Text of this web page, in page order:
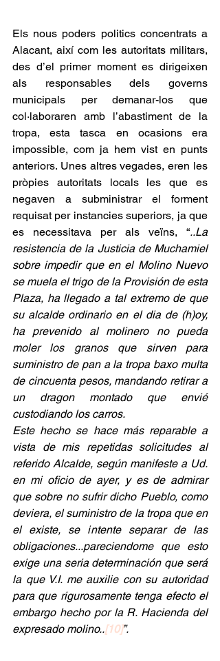
Els nous poders politics concentrats a
Alacant, així com les autoritats militars,
des d’el primer moment es dirigeixen
als responsables dels governs
municipals per demanar-los que
col·laboraren amb l’abastiment de la
tropa, esta tasca en ocasions era
impossible, com ja hem vist en punts
anteriors. Unes altres vegades, eren les
pròpies autoritats locals les que es
negaven a subministrar el forment
requisat per instancies superiors, ja que
es necessitava per als veïns, “..La
resistencia de la Justicia de Muchamiel
sobre impedir que en el Molino Nuevo
se muela el trigo de la Provisión de esta
Plaza, ha llegado a tal extremo de que
su alcalde ordinario en el dia de (h)oy,
ha prevenido al molinero no pueda
moler los granos que sirven para
suministro de pan a la tropa baxo multa
de cincuenta pesos, mandando retirar a
un dragon montado que envié
custodiando los carros.
Este hecho se hace más reparable a
vista de mis repetidas solicitudes al
referido Alcalde, según manifeste a Ud.
en mi oficio de ayer, y es de admirar
que sobre no sufrir dicho Pueblo, como
deviera, el suministro de la tropa que en
el existe, se intente separar de las
obligaciones...pareciendome que esto
exige una seria determinación que será
la que V.I. me auxilie con su autoridad
para que rigurosamente tenga efecto el
embargo hecho por la R. Hacienda del
expresado molino..[10]”.